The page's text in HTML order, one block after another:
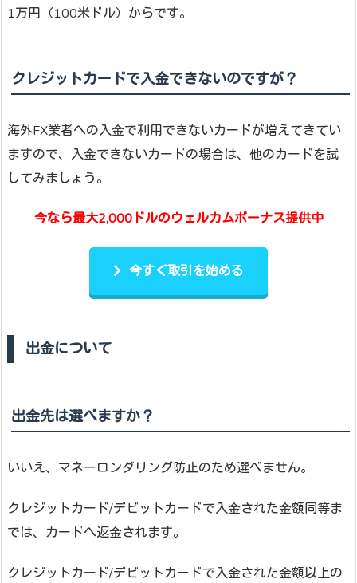
1万円（100米ドル）からです。
クレジットカードで入金できないのですが？
海外FX業者への入金で利用できないカードが増えてきてい
ますので、入金できないカードの場合は、他のカードを試
してみましょう。
今なら最大2,000ドルのウェルカムボーナス提供中
今すぐ取引を始める
出金について
出金先は選べますか？
いいえ、マネーロンダリング防止のため選べません。
クレジットカード/デビットカードで入金された金額同等ま
では、カードへ返金されます。
クレジットカード/デビットカードで入金された金額以上の